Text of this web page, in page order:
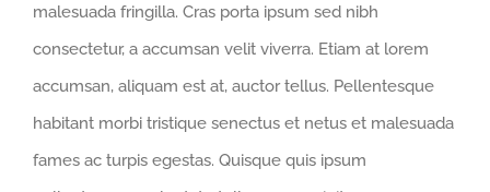
malesuada fringilla. Cras porta ipsum sed nibh
consectetur, a accumsan velit viverra. Etiam at lorem
accumsan, aliquam est at, auctor tellus. Pellentesque
habitant morbi tristique senectus et netus et malesuada
fames ac turpis egestas. Quisque quis ipsum